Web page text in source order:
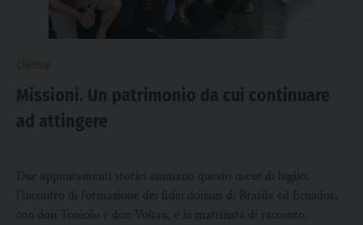
Missioni. Un patrimonio da cui continuare
ad attingere
Due appuntamenti storici animano questo mese di luglio:
l’incontro di formazione dei fidei donum di Brasile ed Ecuador,
con don Toniolo e don Voltan, e la mattinata di racconto,